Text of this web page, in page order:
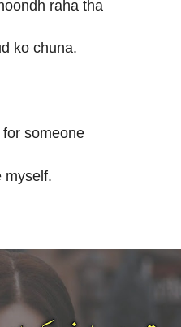
raha tha
ko chuna.
someone
myself.